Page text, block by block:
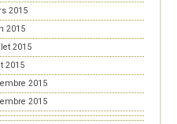
2015
2015
2015
2015
2015
2015